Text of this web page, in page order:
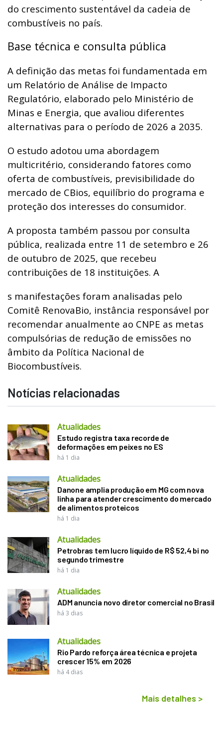
do crescimento sustentável da cadeia de
combustíveis no país.
Base técnica e consulta pública
A definição das metas foi fundamentada em
um Relatório de Análise de Impacto
Regulatório, elaborado pelo Ministério de
Minas e Energia, que avaliou diferentes
alternativas para o período de 2026 a 2035.
O estudo adotou uma abordagem
multicritério, considerando fatores como
oferta de combustíveis, previsibilidade do
mercado de CBios, equilíbrio do programa e
proteção dos interesses do consumidor.
A proposta também passou por consulta
pública, realizada entre 11 de setembro e 26
de outubro de 2025, que recebeu
contribuições de 18 instituições. A
s manifestações foram analisadas pelo
Comitê RenovaBio, instância responsável por
recomendar anualmente ao CNPE as metas
compulsórias de redução de emissões no
âmbito da Política Nacional de
Biocombustíveis.
Notícias relacionadas
Atualidades
Estudo registra taxa recorde de
deformações em peixes no ES
há 1 dia
Atualidades
Danone amplia produção em MG com nova
linha para atender crescimento do mercado
de alimentos proteicos
há 1 dia
Atualidades
Petrobras tem lucro líquido de R$ 52,4 bi no
segundo trimestre
há 1 dia
Atualidades
ADM anuncia novo diretor comercial no Brasil
há 3 dias
Atualidades
Rio Pardo reforça área técnica e projeta
crescer 15% em 2026
há 4 dias
Mais detalhes >